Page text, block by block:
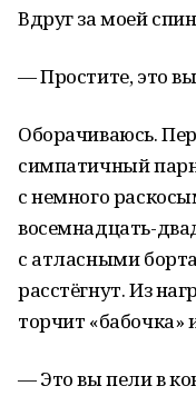
Вдруг за моей
— Простите, это
Оборачиваюсь.
симпатичный
с немного
восемнадцать-
с атласными
расстёгнут. Из
торчит «бабочка»
— Это вы пели в